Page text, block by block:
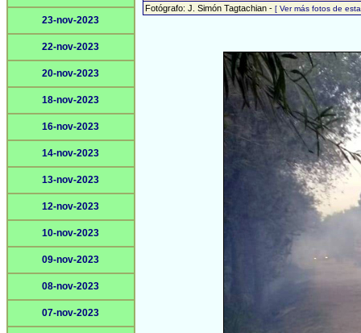
23-nov-2023
22-nov-2023
20-nov-2023
18-nov-2023
16-nov-2023
14-nov-2023
13-nov-2023
12-nov-2023
10-nov-2023
09-nov-2023
08-nov-2023
07-nov-2023
Fotógrafo: J. Simón Tagtachian - [ Ver más fotos de